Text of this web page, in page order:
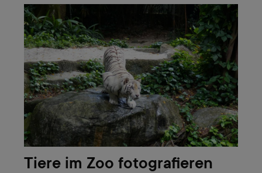
Tiere im Zoo fotografieren